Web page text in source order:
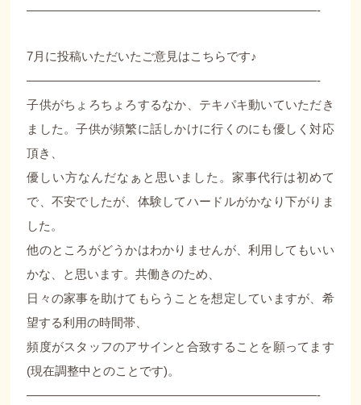
————————————————————————-
7月に投稿いただいたご意見はこちらです♪
————————————————————————-
子供がちょろちょろするなか、テキパキ動いていただき
ました。子供が頻繁に話しかけに行くのにも優しく対応
頂き、
優しい方なんだなぁと思いました。家事代行は初めて
で、不安でしたが、体験してハードルがかなり下がりま
した。
他のところがどうかはわかりませんが、利用してもいい
かな、と思います。共働きのため、
日々の家事を助けてもらうことを想定していますが、希
望する利用の時間帯、
頻度がスタッフのアサインと合致することを願ってます
(現在調整中とのことです)。
————————————————————————-